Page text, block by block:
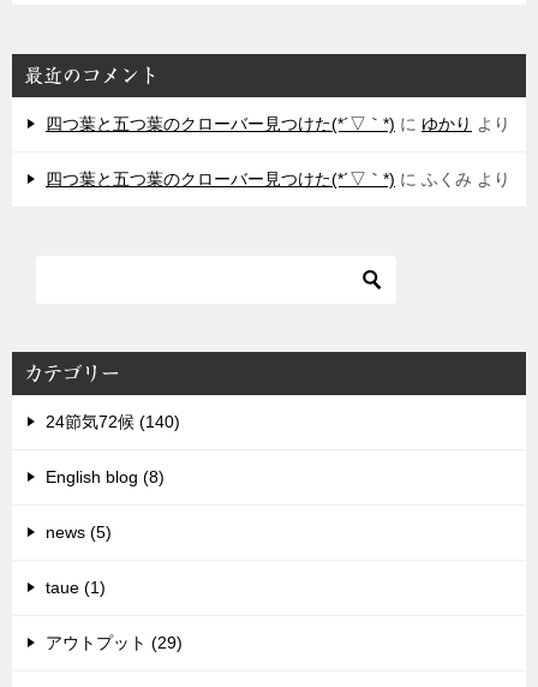
最近のコメント
四つ葉と五つ葉のクローバー見つけた(*´▽｀*) に ゆかり より
四つ葉と五つ葉のクローバー見つけた(*´▽｀*) に ふくみ より
カテゴリー
24節気72候 (140)
English blog (8)
news (5)
taue (1)
アウトプット (29)